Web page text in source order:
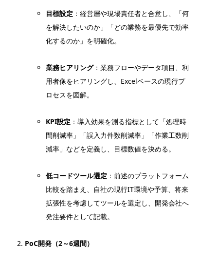
目標設定 ：経営層や現場責任者と合意し、「何
を解決したいのか」「どの業務を最優先で効率
化するのか」を明確化。
業務ヒアリング：業務フローやデータ項目、利
用者像をヒアリングし、Excelベースの現行プ
ロセスを図解。
KPI設定 ：導入効果を測る指標として「処理時
間削減率」「誤入力件数削減率」「作業工数削
減率」などを定義し、目標数値を決める。
低コードツール選定 ：前述のプラットフォーム
比較を踏まえ、自社の現行IT環境や予算、将来
拡張性を考慮してツールを選定し、開発会社へ
発注要件として記載。
PoC開発（2～6週間）